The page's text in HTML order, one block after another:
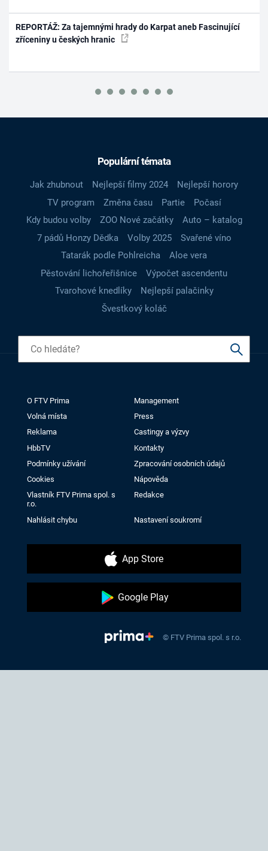
REPORTÁŽ: Za tajemnými hrady do Karpat aneb Fascinující
zříceniny u českých hranic
Populární témata
Jak zhubnout Nejlepší filmy 2024
Nejlepší horory
TV program
Změna času Partie
Počasí
Kdy budou volby
ZOO Nové začátky
Auto – katalog
7 pádů Honzy Dědka
Volby 2025
Svařené víno
Tatarák podle Pohlreicha
Aloe vera
Pěstování lichořeřišnice
Výpočet ascendentu
Tvarohové knedlíky
Nejlepší palačinky
Švestkový koláč
O FTV Prima
Management
Volná místa
Press
Reklama
Castingy a výzvy
HbbTV
Kontakty
Podmínky užívání
Zpracování osobních údajů
Cookies
Nápověda
Vlastník FTV Prima spol. s
r.o.
Redakce
Nahlásit chybu Nastavení soukromí
App Store
Google Play
© FTV Prima spol. s r.o.